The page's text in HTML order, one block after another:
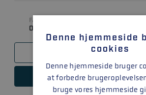
FABRIKAT
0
SAMMENLIGN
LÆS MERE
Denne hjemmeside
cookies
Denne hjemmeside bruger
at forbedre
bruge vores hjemmeside